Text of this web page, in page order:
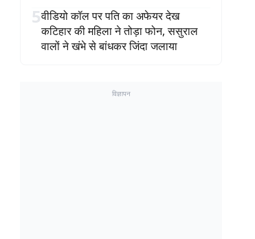
5वीडियो कॉल पर पति का अफेयर देख
कटिहार की महिला ने तोड़ा फोन, ससुराल
वालों ने खंभे से बांधकर जिंदा जलाया
विज्ञापन